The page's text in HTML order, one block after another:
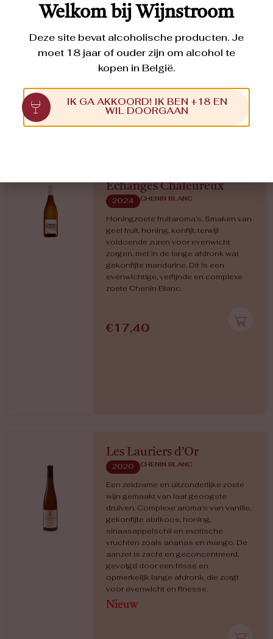
restzoet), frisse zuren en een bittere
toets.
11,40
Echanges Chaleureux
2024 CHENIN BLANC
Honingzoete fruitaroma’s. Smaken van
geel fruit, honing, konfijt, terwijl
voldoende zuren voor evenwicht
zorgen, met in de lange afdronk wat
gekonfijte mandarine. Dit is een
evenwichtige, verfijnde en complexe
zoete Chenin Blanc.
€17,40
Les Lauriers d’Or
2020 CHENIN BLANC
Een zeldzame en uitzonderlijke zoete
wijn gemaakt van laat geoogste
druiven. Complexe aroma’s van vanille,
gekonfijte abrikoos, honing,
sinaasappelschil en exotische
vruchten zoals ananas en mango. De
aanzet is zacht en geconcentreerd,
gevolgd door een frisse en
opmerkelijk lange afdronk, die zorgt
voor evenwicht en finesse.
Nieuw
Welkom bij Wijnstroom
Deze site bevat alcoholische producten. Je
moet 18 jaar of ouder zijn om alcohol te
kopen in België.
IK GA AKKOORD! IK BEN +18 EN
WIL DOORGAAN